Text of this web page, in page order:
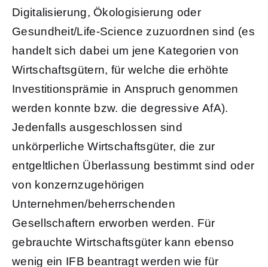
Digitalisierung, Ökologisierung oder
Gesundheit/Life-Science zuzuordnen sind (es
handelt sich dabei um jene Kategorien von
Wirtschaftsgütern, für welche die erhöhte
Investitionsprämie in Anspruch genommen
werden konnte bzw. die degressive AfA).
Jedenfalls ausgeschlossen sind
unkörperliche Wirtschaftsgüter, die zur
entgeltlichen Überlassung bestimmt sind oder
von konzernzugehörigen
Unternehmen/beherrschenden
Gesellschaftern erworben werden. Für
gebrauchte Wirtschaftsgüter kann ebenso
wenig ein IFB beantragt werden wie für